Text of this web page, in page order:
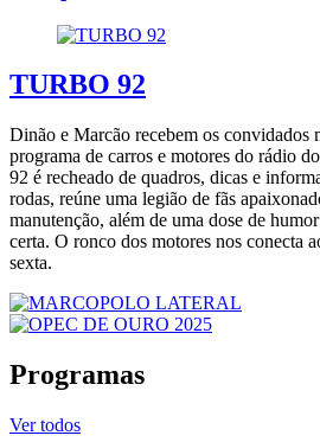
TURBO 92
Dinão e Marcão recebem os convidados
programa de carros e motores do rádio
92 é recheado de quadros, dicas e
rodas, reúne uma legião de fãs
manutenção, além de uma dose de
certa. O ronco dos motores nos conecta
sexta.
Programas
Ver todos